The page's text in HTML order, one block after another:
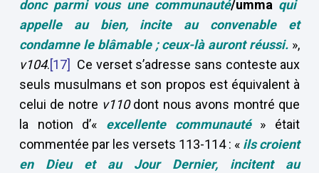
donc parmi vous une communauté/umma qui
appelle au bien, incite au convenable et
condamne le blâmable ; ceux-là auront réussi. »,
v104.[17]
Ce verset s’adresse sans conteste aux
seuls musulmans et son propos est équivalent à
celui de notre v110dont nous avons montré que
la notion d’« excellente communauté » était
commentée par les versets 113-114 : « ils croient
en Dieu et au Jour Dernier, incitent au